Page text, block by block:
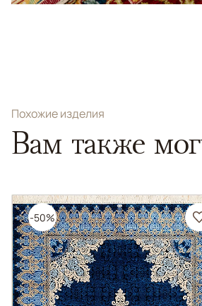
Похожие изделия
Вам также
-50%